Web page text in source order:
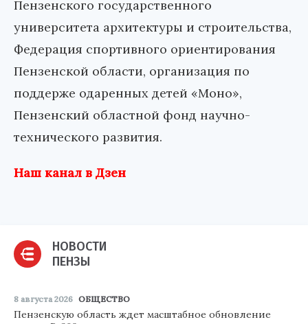
Пензенского государственного
университета архитектуры и строительства,
Федерация спортивного ориентирования
Пензенской области, организация по
поддерже одаренных детей «Моно»,
Пензенский областной фонд научно-
технического развития.
Наш канал в Дзен
НОВОСТИ
ПЕНЗЫ
8 августа 2026 ОБЩЕСТВО
Пензенскую область ждет масштабное обновление